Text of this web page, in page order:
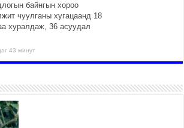
байнгын хороо
чуулганы хугацаанд 18
хуралдаж, 36 асуудал
43 минут
Хүүхэд хөгжүүлэх
байгуулах төсөлд төр,
хүрээнд хамтран